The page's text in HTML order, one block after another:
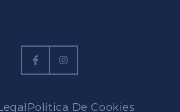
Política De Cookies